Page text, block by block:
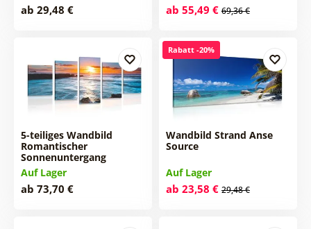
ab 29,48 € ab 55,49 € 69,36 €
5-teiliges Wandbild
Romantischer
Sonnenuntergang
Auf Lager
ab 73,70 €
Rabatt -20%
Wandbild Strand Anse
Source
Auf Lager
ab 23,58 € 29,48 €